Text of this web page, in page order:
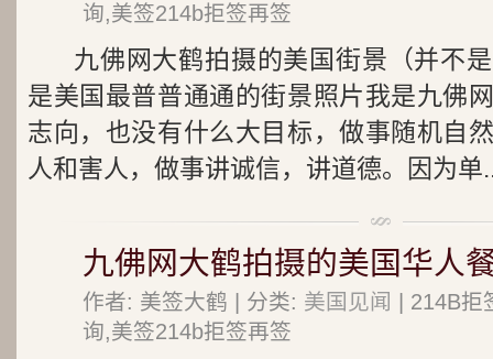
询,美签214b拒签再签
九佛网大鹤拍摄的美国街景（并不
是美国最普普通通的街景照片我是九佛
志向，也没有什么大目标，做事随机自
人和害人，做事讲诚信，讲道德。因为单
九佛网大鹤拍摄的美国华人
作者: 美签大鹤 | 分类: 美国见闻
| 214B
询,美签214b拒签再签